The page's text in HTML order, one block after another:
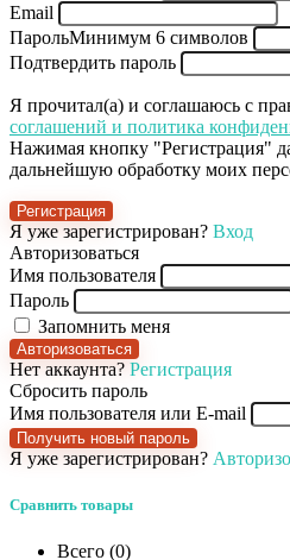
Email
ПарольМинимум 6 символов
Подтвердить пароль
Я прочитал(а) и соглашаюсь с
соглашений и политика
Нажимая кнопку "Регистрация"
дальнейшую обработку моих
Регистрация
Я уже зарегистрирован? Вход
Авторизоваться
Имя пользователя
Пароль
Запомнить меня
Авторизоваться
Нет аккаунта? Регистрация
Сбросить пароль
Имя пользователя или E-mail
Получить новый пароль
Я уже зарегистрирован?
Сравнить товары
Всего (0)